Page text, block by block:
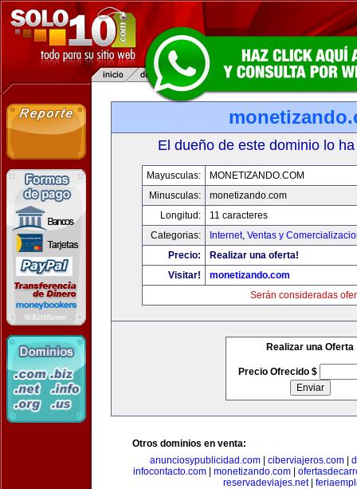
El dueño de este dominio lo
Mayusculas:
MONETIZANDO.COM
Minusculas:
monetizando.com
Longitud:
11 caracteres
Categorias:
Internet, Ventas y
Precio:
Realizar una oferta!
Visitar!
monetizando.com
Serán consideradas
Realizar una Oferta
Precio Ofrecido $
Otros dominios en venta:
anunciosypublicidad.com| ciberviajeros.com|
infocontacto.com
monetizando.com
reservadeviajes.net|